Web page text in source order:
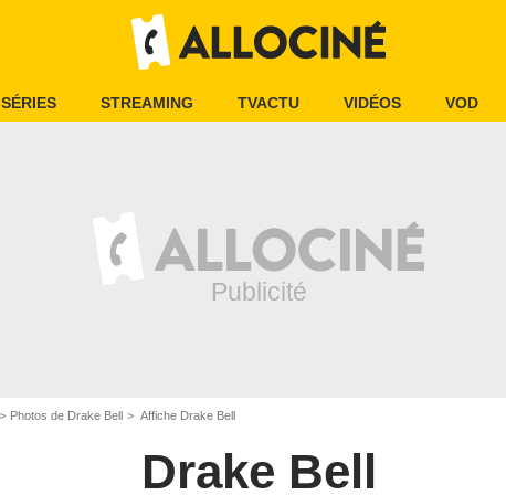
SÉRIES STREAMING TVACTU VIDÉOS VOD
Photos de Drake Bell Affiche Drake Bell
Drake Bell